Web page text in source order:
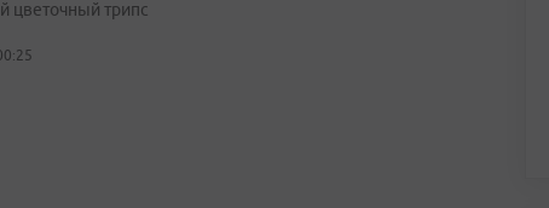
цветочный трипс